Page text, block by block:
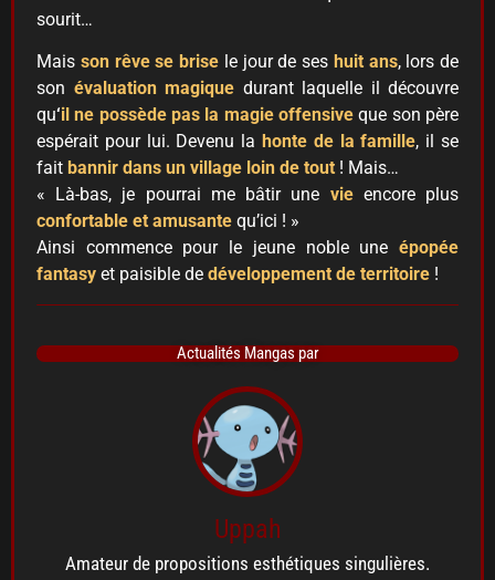
sourit…
Mais son rêve se brise le jour de ses huit ans, lors de
son évaluation magique durant laquelle il découvre
qu‘il ne possède pas la magie offensiveque son père
espérait pour lui. Devenu la honte de la famille, il se
fait bannir dans un village loin de tout ! Mais…
« Là-bas, je pourrai me bâtir une vie encore plus
confortable et amusante qu’ici ! »
Ainsi commence pour le jeune noble une épopée
fantasy et paisible de développement de territoire !
Actualités Mangas par
Uppah
Amateur de propositions esthétiques singulières.